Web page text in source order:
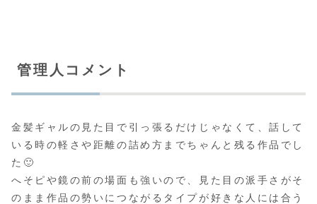
管理人コメント
金髪ギャルの見た目で引っ張るだけじゃなくて、話して
いる時の軽さや距離の詰め方までちゃんと残る作品でし
た🙂
へそピや鏡の前の場面も強いので、見た目の派手さがそ
のまま作品の勢いにつながるタイプが好きな人には合う